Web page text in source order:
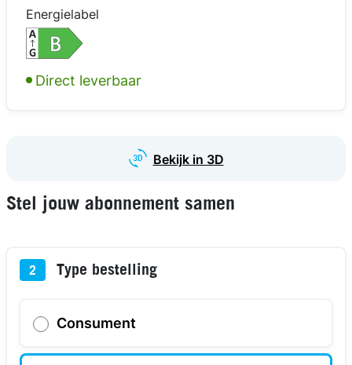
Energielabel
Direct leverbaar
Bekijk in 3D
Stel jouw abonnement samen
2 Type bestelling
Consument